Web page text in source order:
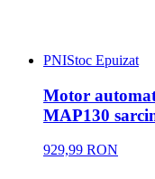
PNIStoc Epuizat
Motor
MAP130
929,99 RON